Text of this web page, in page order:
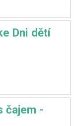
Dni dětí
čajem -